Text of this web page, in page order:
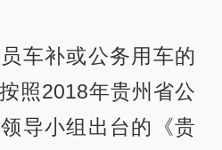
车补或公务用车的
照2018年贵州省公
导小组出台的《贵